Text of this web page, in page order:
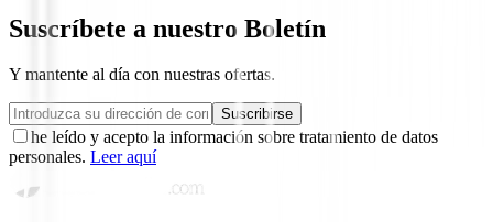
Suscríbete a nuestro Boletín
Y mantente al día con nuestras ofertas.
Suscribirse
he leído y acepto la información sobre tratamiento de datos
personales. Leer aquí